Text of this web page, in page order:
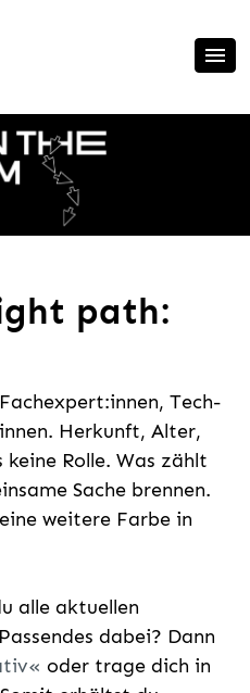
path:
Tech-
Herkunft, Alter,
Rolle. Was zählt
Sache brennen.
weitere Farbe in
alle aktuellen
dabei? Dann
oder trage dich in